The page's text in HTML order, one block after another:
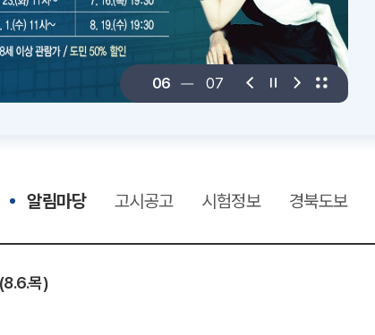
06 07
알림마당 고시공고 시험정보 경북도보
목)